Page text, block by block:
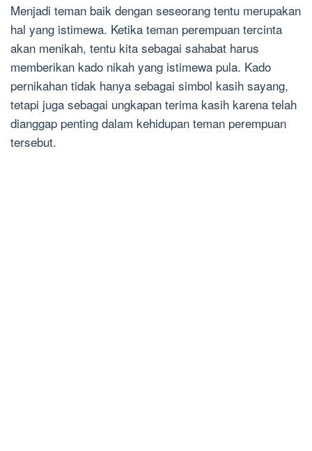
Menjadi teman baik dengan seseorang tentu merupakan
hal yang istimewa. Ketika teman perempuan tercinta
akan menikah, tentu kita sebagai sahabat harus
memberikan kado nikah yang istimewa pula. Kado
pernikahan tidak hanya sebagai simbol kasih sayang,
tetapi juga sebagai ungkapan terima kasih karena telah
dianggap penting dalam kehidupan teman perempuan
tersebut.